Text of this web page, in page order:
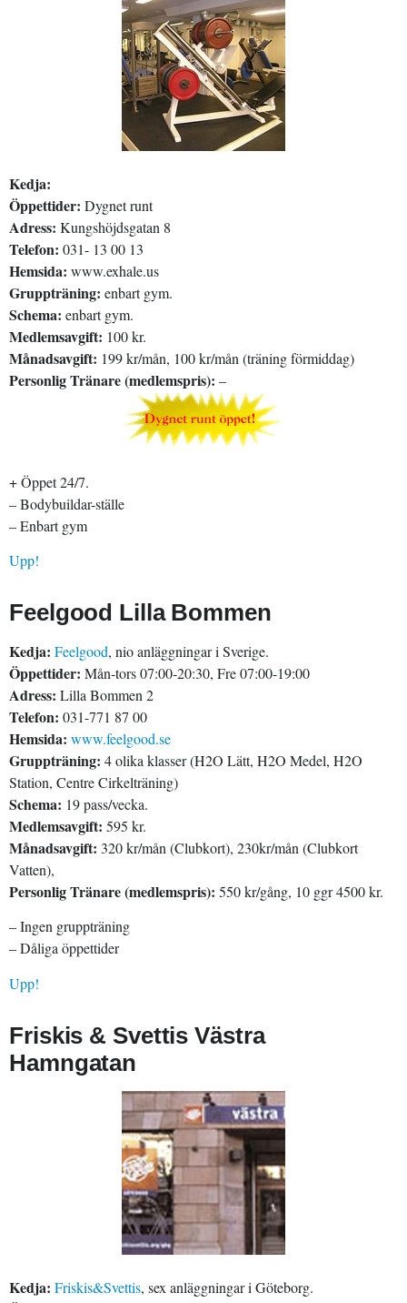
Kedja:
Öppettider: Dygnet runt
Adress: Kungshöjdsgatan 8
Telefon: 031- 13 00 13
Hemsida: www.exhale.us
Gruppträning: enbart gym.
Schema: enbart gym.
Medlemsavgift: 100 kr.
Månadsavgift: 199 kr/mån, 100 kr/mån (träning förmiddag)
Personlig Tränare (medlemspris): –
+ Öppet 24/7.
– Bodybuildar-ställe
– Enbart gym
Upp!
Feelgood Lilla Bommen
Kedja: Feelgood, nio anläggningar i Sverige.
Öppettider: Mån-tors 07:00-20:30, Fre 07:00-19:00
Adress: Lilla Bommen 2
Telefon: 031-771 87 00
Hemsida: www.feelgood.se
Gruppträning: 4 olika klasser (H2O Lätt, H2O Medel, H2O
Station, Centre Cirkelträning)
Schema: 19 pass/vecka.
Medlemsavgift: 595 kr.
Månadsavgift: 320 kr/mån (Clubkort), 230kr/mån (Clubkort
Vatten),
Personlig Tränare (medlemspris): 550 kr/gång, 10 ggr 4500 kr.
– Ingen gruppträning
– Dåliga öppettider
Upp!
Friskis & Svettis Västra
Hamngatan
Kedja: Friskis&Svettis, sex anläggningar i Göteborg.